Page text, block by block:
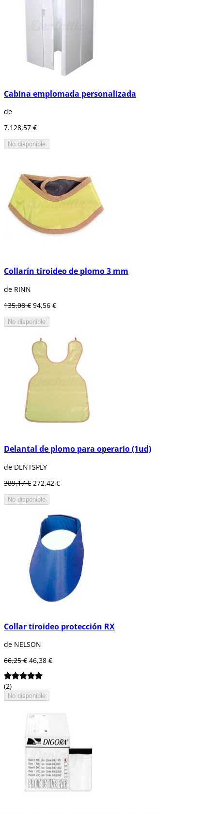
Cabina emplomada personalizada
de
7.128,57 €
No disponible
Collarín tiroideo de plomo 3 mm
de RINN
135,08 € 94,56 €
No disponible
Delantal de plomo para operario (1ud)
de DENTSPLY
389,17 € 272,42 €
No disponible
Collar tiroideo protección RX
de NELSON
66,25 € 46,38 €
(2)
No disponible